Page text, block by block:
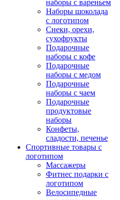
наборы с вареньем
Наборы шоколада
с логотипом
Снеки, орехи,
сухофрукты
Подарочные
наборы с кофе
Подарочные
наборы с медом
Подарочные
наборы с чаем
Подарочные
продуктовые
наборы
Конфеты,
сладости, печенье
Спортивные товары с
логотипом
Массажеры
Фитнес подарки с
логотипом
Велосипедные